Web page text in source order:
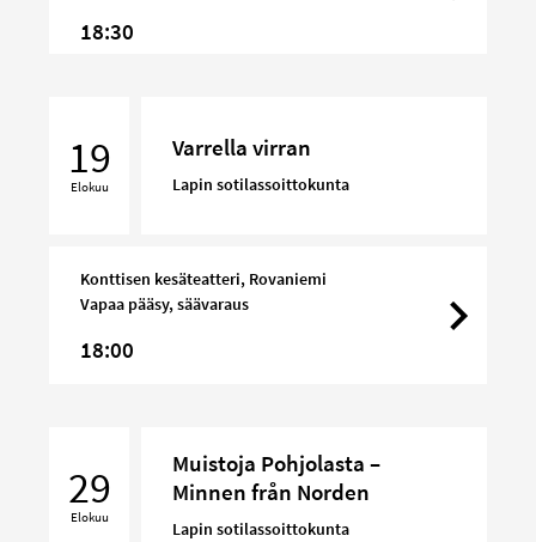
18:30
virran19
Elokuu
Varrella virran
Lapin sotilassoittokunta
Konttisen kesäteatteri, Rovaniemi
Vapaa pääsy, säävaraus
18:00
Pohjolasta
Minnen
29
Elokuu
Muistoja Pohjolasta –
Minnen från Norden
Lapin sotilassoittokunta